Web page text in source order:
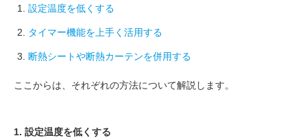
設定温度を低くする
タイマー機能を上手く活用する
断熱シートや断熱カーテンを併用する
ここからは、それぞれの方法について解説します。
1. 設定温度を低くする